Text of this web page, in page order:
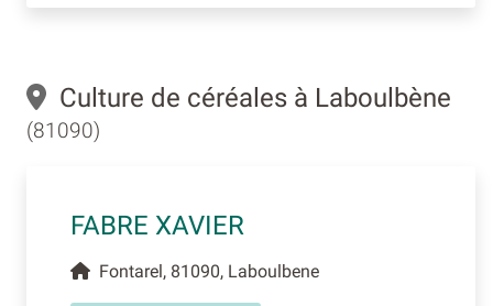
Culture de céréales à Laboulbène
(81090)
FABRE XAVIER
Fontarel, 81090, Laboulbene